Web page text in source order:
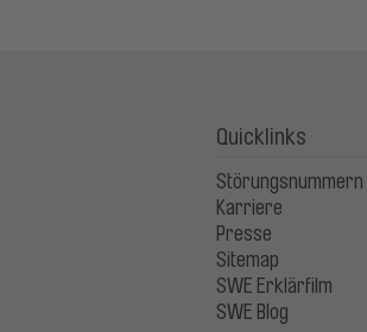
Quicklinks
Störungsnummern
Karriere
Presse
Sitemap
SWE Erklärfilm
SWE Blog